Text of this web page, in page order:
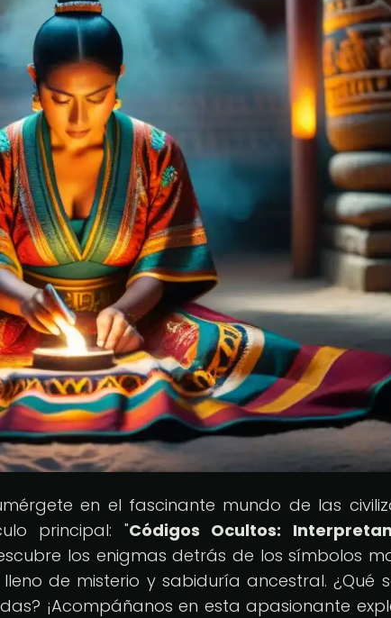
en el fascinante mundo de las
principal: "Códigos Ocultos:
los enigmas detrás de los símbolos
de misterio y sabiduría ancestral. ¿Qué
¡Acompáñanos en esta apasionante